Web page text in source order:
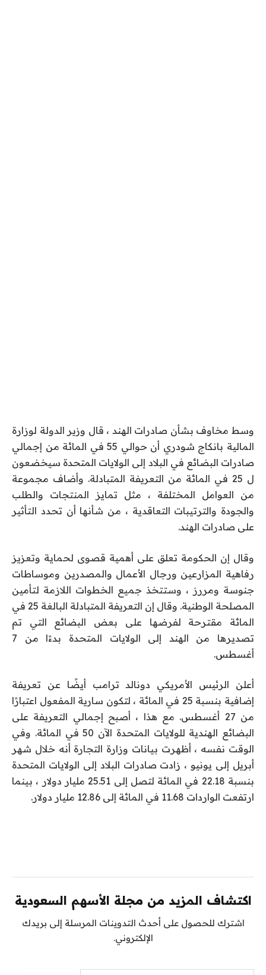
وسط مخاوف بشأن صادرات الهند ، قال وزير الدولة لوزارة
المالية بانكاج شودري أن حوالي 55 في المائة من إجمالي
صادرات البضائع في البلاد إلى الولايات المتحدة سيخضعون
ل 25 في المائة من التعريفة المتبادلة. وأضاف مجموعة
من العوامل المختلفة ، مثل تمايز المنتجات والطلب
والجودة والترتيبات التعاقدية ، من شأنها أن تحدد التأثير
على صادرات الهند.
وقال إن الحكومة تعلق على أهمية قصوى لحماية وتعزيز
رفاهية المزارعين ورجال الأعمال والمصدرين وموساطات
جنوسة ومررز ، وستتخذ جميع الخطوات اللازمة لتأمين
المصلحة الوطنية. وقال إن التعريفة المتبادلة البالغة 25 في
المائة مقترحة لفرضها على بعض البضائع التي تم
تصديرها من الهند إلى الولايات المتحدة بدءًا من 7
أغسطس.
أعلن الرئيس الأمريكي دونالد ترامب أيضًا عن تعريفة
إضافية بنسبة 25 في المائة ، لتكون سارية المفعول اعتبارًا
من 27 أغسطس. مع هذا ، أصبح إجمالي التعريفة على
البضائع الهندية للولايات المتحدة الآن 50 في المائة. وفي
الوقت نفسه ، أظهرت بيانات وزارة التجارة أنه خلال شهر
أبريل إلى يونيو ، زادت صادرات البلاد إلى الولايات المتحدة
بنسبة 22.18 في المائة لتصل إلى 25.51 مليار دولار ، بينما
ارتفعت الواردات 11.68 في المائة إلى 12.86 مليار دولار.
اكتشاف المزيد من مجلة الأسهم السعودية
اشترك للحصول على أحدث التدوينات المرسلة إلى بريدك
الإلكتروني.
كتابة بريدك الإلكتروني...